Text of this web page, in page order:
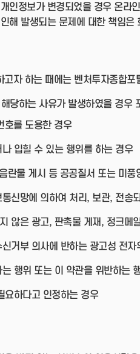
인정보가 변경되었을 경우 온라
해 발생되는 문제에 대한 책임은
고자 하는 때에는 벤처투자종합
당하는 사유가 발생하였을 경우
호를 도용한 경우
입힐 수 있는 행위를 하는 경우
란물 게시 등 공공질서 또는 미
신망에 의하여 처리, 보관, 전송
않은 광고, 판촉물 게재, 정크메
거부 의사에 반하는 광고성 전
행위 또는 이 약관을 위반하는
하다고 인정하는 경우